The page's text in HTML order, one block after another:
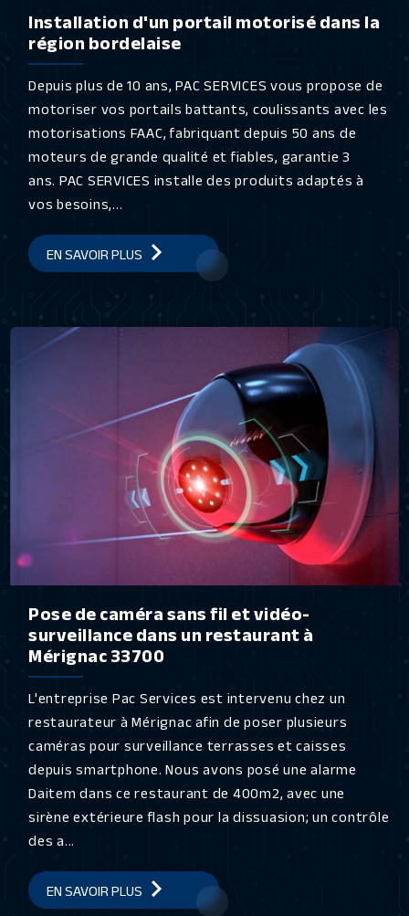
Installation d'un portail motorisé dans la
région bordelaise
Depuis plus de 10 ans, PAC SERVICES vous propose de
motoriser vos portails battants, coulissants avec les
motorisations FAAC, fabriquant depuis 50 ans de
moteurs de grande qualité et fiables, garantie 3
ans. PAC SERVICES installe des produits adaptés à
vos besoins,...
EN SAVOIR PLUS
Pose de caméra sans fil et vidéo-
surveillance dans un restaurant à
Mérignac 33700
L'entreprise Pac Services est intervenu chez un
restaurateur à Mérignac afin de poser plusieurs
caméras pour surveillance terrasses et caisses
depuis smartphone. Nous avons posé une alarme
Daitem dans ce restaurant de 400m2, avec une
sirène extérieure flash pour la dissuasion; un contrôle
des a...
EN SAVOIR PLUS